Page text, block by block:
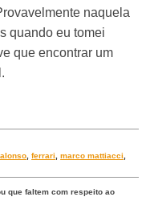
naquela
quando eu tomei
que encontrar um
,ferrari ,marco mattiacci
que faltem com respeito ao